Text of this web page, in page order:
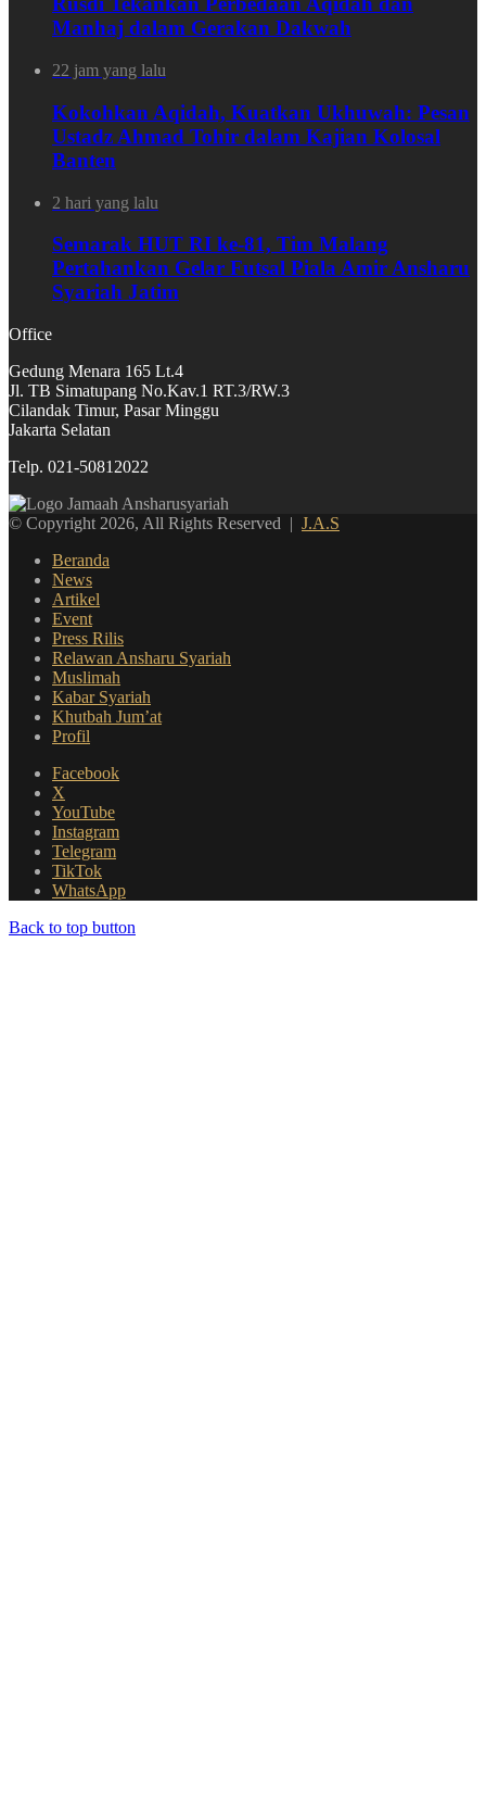
Manhaj dalam Gerakan Dakwah
22 jam yang lalu
Kokohkan Aqidah, Kuatkan Ukhuwah: Pesan
Ustadz Ahmad Tohir dalam Kajian Kolosal
Banten
2 hari yang lalu
Semarak HUT RI ke-81, Tim Malang
Pertahankan Gelar Futsal Piala Amir Ansharu
Syariah Jatim
Office
Gedung Menara 165 Lt.4
Jl. TB Simatupang No.Kav.1 RT.3/RW.3
Cilandak Timur, Pasar Minggu
Jakarta Selatan
Telp. 021-50812022
© Copyright 2026, All Rights Reserved | J.A.S
Beranda
News
Artikel
Event
Press Rilis
Relawan Ansharu Syariah
Muslimah
Kabar Syariah
Khutbah Jum’at
Profil
Facebook
X
YouTube
Instagram
Telegram
TikTok
WhatsApp
Back to top button